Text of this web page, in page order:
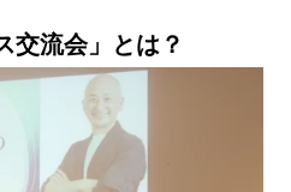
交流会」とは？